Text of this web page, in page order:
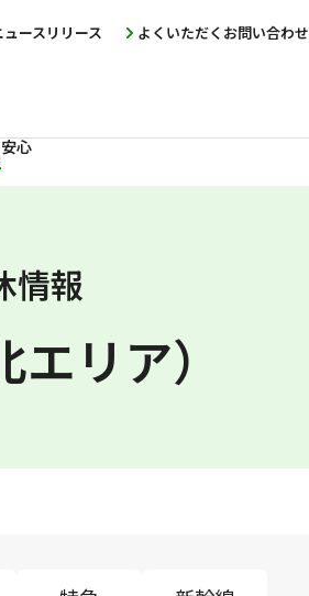
心
よくいただくお問い合わせ
ュースリリース
情報
リア）